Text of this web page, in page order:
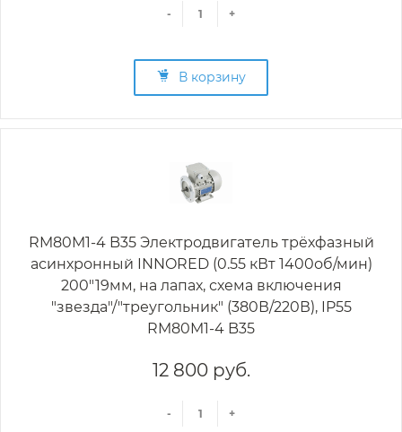
- +
В корзину
RM80M1-4 B35 Электродвигатель трёхфазный
асинхронный INNORED (0.55 кВт 1400об/мин)
200"19мм, на лапах, схема включения
"звезда"/"треугольник" (380В/220В), IP55
RM80M1-4 B35
12 800 руб.
- +